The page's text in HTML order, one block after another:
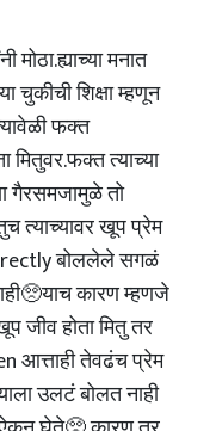
मोठा.ह्याच्या मनात
चुकीची शिक्षा म्हणून
फक्त
मितुवर.फक्त त्याच्या
गैरसमजामुळे तो
त्याच्यावर खूप प्रेम
बोललेले सगळं
कारण म्हणजे
जीव होता मितु तर
आत्ताही तेवढंच प्रेम
उलटं बोलत नाही